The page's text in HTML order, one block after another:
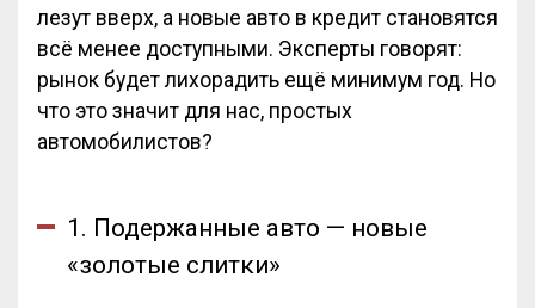
лезут вверх, а новые авто в кредит становятся
всё менее доступными. Эксперты говорят:
рынок будет лихорадить ещё минимум год. Но
что это значит для нас, простых
автомобилистов?
1. Подержанные авто — новые
«золотые слитки»